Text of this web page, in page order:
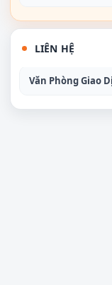
LIÊN HỆ
Văn Phòng Giao